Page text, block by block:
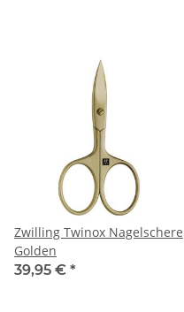
Zwilling Twinox Nagelschere
Golden
39,95 € *